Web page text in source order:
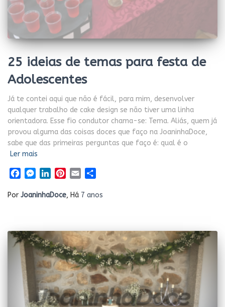
25 ideias de temas para festa de
Adolescentes
Já te contei aqui que não é fácil, para mim, desenvolver
qualquer trabalho de cake design se não tiver uma linha
orientadora. Esse fio condutor chama-se: Tema. Aliás, quem já
provou alguma das coisas doces que faço na JoaninhaDoce,
sabe que das primeiras perguntas que faço é: qual é o
Ler mais
Facebook
Messenger
LinkedInPinterest
Email
Por JoaninhaDoce, Há 7 anos